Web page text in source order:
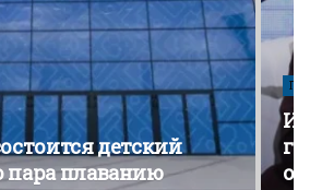
детский
пара плаванию